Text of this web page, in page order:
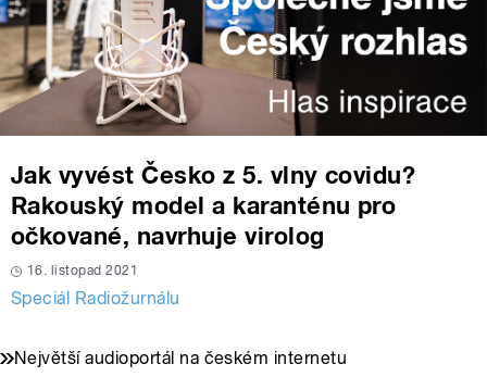
Jak vyvést Česko z 5. vlny covidu?
Rakouský model a karanténu pro
očkované, navrhuje virolog
16. listopad 2021
Speciál Radiožurnálu
Největší audioportál na českém internetu